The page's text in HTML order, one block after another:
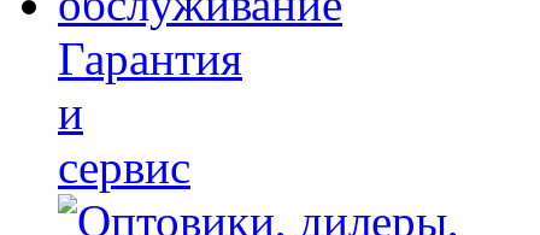
Гарантия
и
сервис